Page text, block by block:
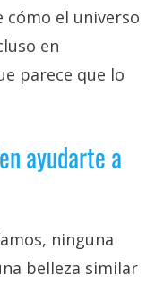
cómo el universo
en
parece que lo
ayudarte a
ninguna
belleza similar